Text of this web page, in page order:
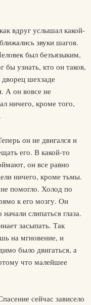
вдруг услышал какой-
звуки шагов.
был безъязыким,
бы узнать, кто он таков,
дворец шехзаде
А он вовсе не
ничего, кроме того,
он не двигался и
его. В какой-то
он все равно
ничего, кроме тьмы.
помогло. Холод по
к его мозгу. Он
слипаться глаза.
засыпать. Так
на мгновение, и
было двигаться, а
что малейшее
сейчас зависело